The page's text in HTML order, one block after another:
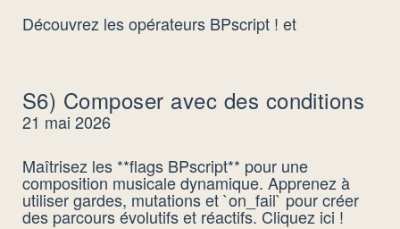
Découvrez les opérateurs BPscript ! et
S6) Composer avec des conditions
21 mai 2026
Maîtrisez les **flags BPscript** pour une
composition musicale dynamique. Apprenez à
utiliser gardes, mutations et `on_fail` pour créer
des parcours évolutifs et réactifs. Cliquez ici !